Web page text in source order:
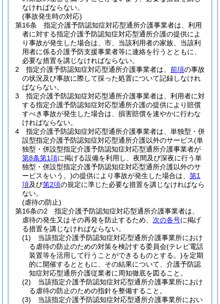
なければならない。
(事故発生時の対応)
第16条
指定介護予防認知症対応型通所介護事業者は、利用
者に対する指定介護予防認知症対応型通所介護の提供によ
り事故が発生した場合は、市、当該利用者の家族、当該利
用者に係る介護予防支援事業者等に連絡を行うとともに、
必要な措置を講じなければならない。
2
指定介護予防認知症対応型通所介護事業者は、 前項の事故
の状況及び事故に際して採った処置について記録しなけれ
ばならない。
3
指定介護予防認知症対応型通所介護事業者は、利用者に対
する指定介護予防認知症対応型通所介護の提供により賠償
すべき事故が発生した場合は、損害賠償を速やかに行わな
ければならない。
4
指定介護予防認知症対応型通所介護事業者は、単独型・併
設型指定介護予防認知症対応型通所介護以外のサービス(単
独型・併設型指定介護予防認知症対応型通所介護事業者が
第8条第1項に掲げる設備を利用し、夜間及び深夜に行う単
独型・併設型指定介護予防認知症対応型通所介護以外のサ
ービスをいう。)の提供により事故が発生した場合は、 第1
項及び第2項の規定に準じた必要な措置を講じなければなら
ない。
(虐待の防止)
第16条の2
指定介護予防認知症対応型通所介護事業者は、
虐待の発生又はその再発を防止するため、 次の各号に掲げ
る措置を講じなければならない。
(1)
当該指定介護予防認知症対応型通所介護事業所におけ
る虐待の防止のための対策を検討する委員会(テレビ電話
装置等を活用して行うことができるものとする。)を定期
的に開催するとともに、その結果について、介護予防認
知症対応型通所介護従業者に周知徹底を図ること。
(2)
当該指定介護予防認知症対応型通所介護事業所におけ
る虐待の防止のための指針を整備すること。
(3)
当該指定介護予防認知症対応型通所介護事業所におい